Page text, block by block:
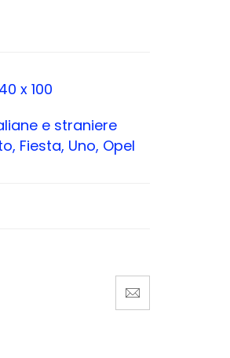
x 100
e straniere
Fiesta, Uno, Opel